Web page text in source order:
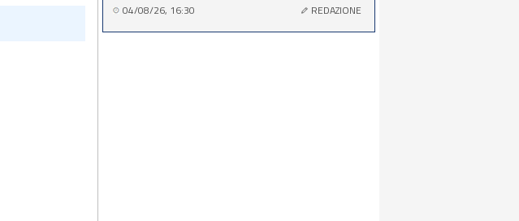
04/08/26, 16:30 REDAZIONE